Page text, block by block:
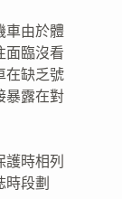
車由於體
面臨沒看
在缺乏號
暴露在對
時相列
段劃